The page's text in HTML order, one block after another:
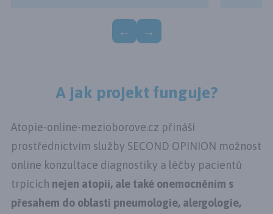
A jak projekt funguje?
Atopie-online-mezioborove.cz přináší
prostřednictvím služby SECOND OPINION možnost
online konzultace diagnostiky a léčby pacientů
trpících nejen atopií, ale také onemocněním s
přesahem do oblasti pneumologie, alergologie,